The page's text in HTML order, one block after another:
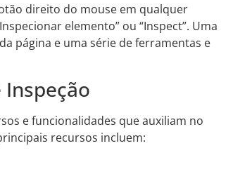
direito do mouse em qualquer
elemento” ou “Inspect”. Uma
página e uma série de ferramentas e
Inspeção
e funcionalidades que auxiliam no
recursos incluem: